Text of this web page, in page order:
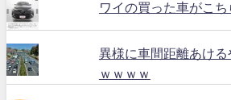
ワイの買った車がこ
異様に車間距離あけ
ｗｗｗｗ